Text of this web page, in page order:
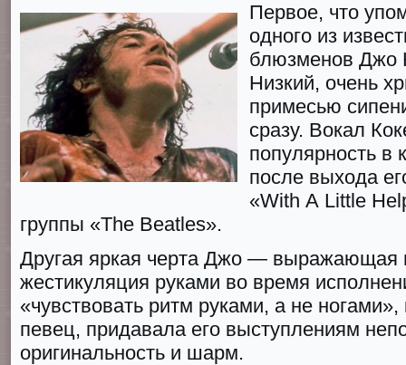
Первое, что
одного из
блюзменов Джо
Низкий, очень
примесью
сразу. Вокал
популярность в
после выхода
«With А Littlе
группы «The Beatles».
Другая яркая черта Джо — выражающая
жестикуляция руками во время
«чувствовать ритм руками, а не
певец, придавала его выступлениям
оригинальность и шарм.